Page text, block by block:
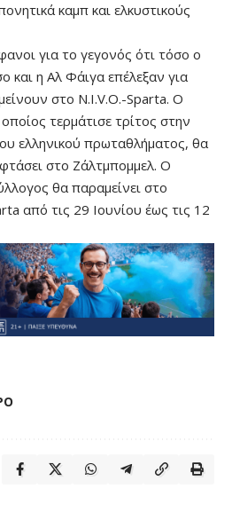
καμπ και ελκυστικούς
για το γεγονός ότι τόσο ο
η Αλ Φάιγα επέλεξαν για
στο N.I.V.O.-Sparta. Ο
τερμάτισε τρίτος στην
ελληνικού πρωταθλήματος, θα
στο Ζάλτμπομμελ. Ο
θα παραμείνει στο
από τις 29 Ιουνίου έως τις 12